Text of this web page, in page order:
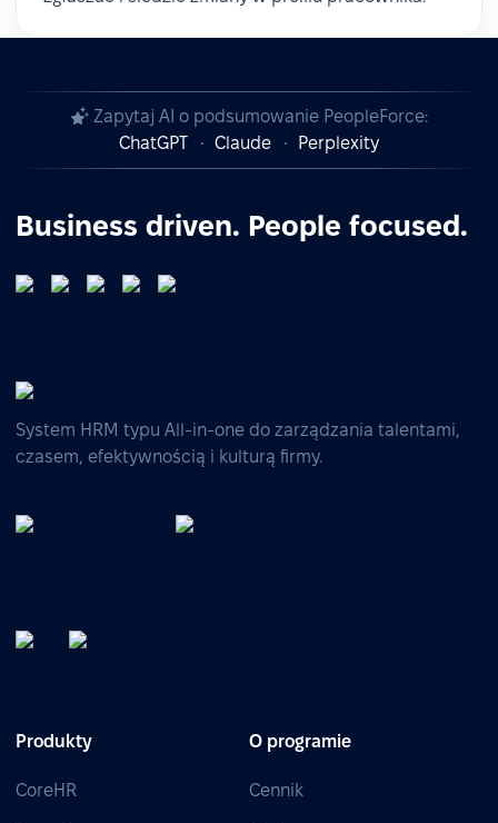
Zapytaj AI o podsumowanie PeopleForce:
ChatGPT
Claude Perplexity
Business driven. People focused.
System HRM typu All-in-one do zarządzania talentami,
czasem, efektywnością i kulturą firmy.
Produkty
CoreHR
O programie
Cennik